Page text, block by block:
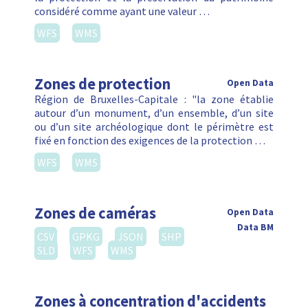
considéré comme ayant une valeur …
WFS
WMS
Zones de protection Open Data
Région de Bruxelles-Capitale : "la zone établie
autour d’un monument, d’un ensemble, d’un site
ou d’un site archéologique dont le périmètre est
fixé en fonction des exigences de la protection …
WFS
WMS
Zones de caméras
Open Data
Data BM
CSV GPKG JSON
SHP
SLD
WFS WMS
Zones à concentration d'accidents